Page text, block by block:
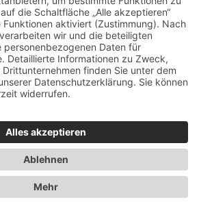
& Hosen
& Mäntel
Fantasy
& Deko
Suchen
Suchen
Buschstaben oder Zahlen eingeben!